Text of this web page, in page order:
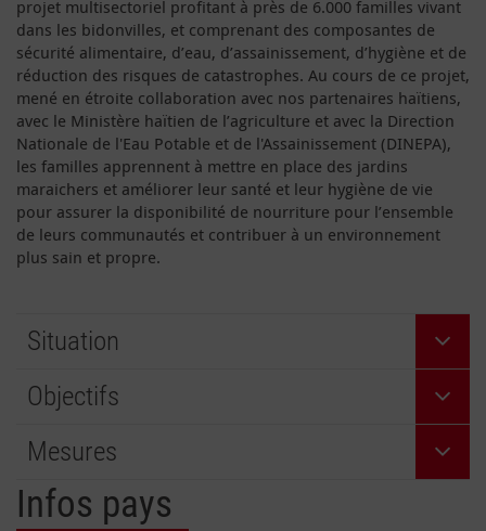
projet multisectoriel profitant à près de 6.000 familles vivant
dans les bidonvilles, et comprenant des composantes de
sécurité alimentaire, d’eau, d’assainissement, d’hygiène et de
réduction des risques de catastrophes. Au cours de ce projet,
mené en étroite collaboration avec nos partenaires haïtiens,
avec le Ministère haïtien de l’agriculture et avec la Direction
Nationale de l'Eau Potable et de l'Assainissement (DINEPA),
les familles apprennent à mettre en place des jardins
maraichers et améliorer leur santé et leur hygiène de vie
pour assurer la disponibilité de nourriture pour l’ensemble
de leurs communautés et contribuer à un environnement
plus sain et propre.
Situation
Objectifs
Mesures
Infos pays